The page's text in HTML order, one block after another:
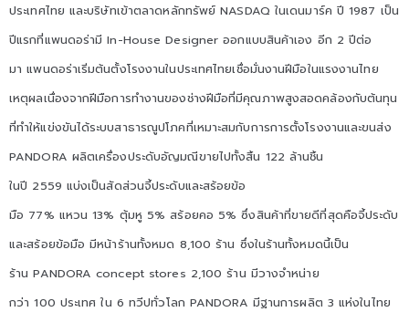
ประเทศไทย และบริษัทเข้าตลาดหลักทรัพย์ NASDAQ ในเดนมาร์ค ปี 1987 เป็น
ปีแรกที่แพนดอร่ามี In-House Designer ออกแบบสินค้าเอง อีก 2 ปีต่อ
มา แพนดอร่าเริ่มต้นตั้งโรงงานในประเทศไทยเชื่อมั่นงานฝีมือในแรงงานไทย
เหตุผลเนื่องจากฝีมือการทำงานของช่างฝีมือที่มีคุณภาพสูงสอดคล้องกับต้นทุน
ที่ทำให้แข่งขันได้ระบบสาธารณูปโภคที่เหมาะสมกับการการตั้งโรงงานและขนส่ง
PANDORA ผลิตเครื่องประดับอัญมณีขายไปทั้งสิ้น 122 ล้านชิ้น
ในปี 2559 แบ่งเป็นสัดส่วนจี้ประดับและสร้อยข้อ
มือ 77% แหวน 13% ตุ้มหู 5% สร้อยคอ 5% ซึ่งสินค้าที่ขายดีที่สุดคือจี้ประดับ
และสร้อยข้อมือ มีหน้าร้านทั้งหมด 8,100 ร้าน ซึ่งในร้านทั้งหมดนี้เป็น
ร้าน PANDORA concept stores 2,100 ร้าน มีวางจำหน่าย
กว่า 100 ประเทศ ใน 6 ทวีปทั่วโลก PANDORA มีฐานการผลิต 3 แห่งในไทย